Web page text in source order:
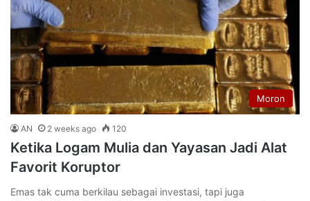
Moron
AN 2 weeks ago 120
Ketika Logam Mulia dan Yayasan Jadi Alat
Favorit Koruptor
Emas tak cuma berkilau sebagai investasi, tapi juga